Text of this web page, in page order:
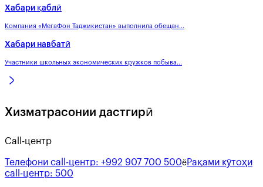
Хабари қаблӣ
Компания «МегаФон Таджикистан» выполнила обещан...
Хабари навбатӣ
Участники школьных экономических кружков побыва...
Хизматрасонии дастгирӣ
Call-центр
Телефони call-центр: +992 907 700 500ёРақами кӯтоҳи
call-центр: 500